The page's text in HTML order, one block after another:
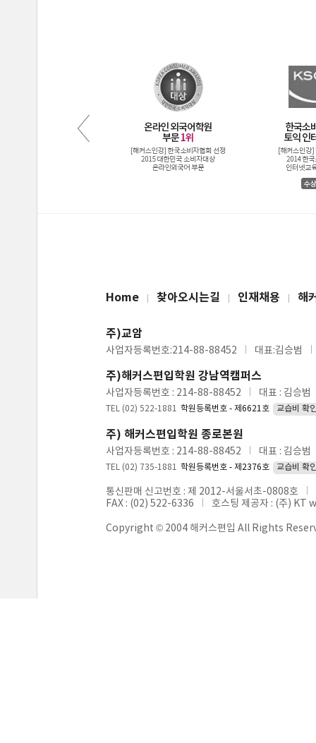
Home 찾아오시는길 인재채용 해
주)교암
사업자등록번호:214-88-88452 대표:김승범
주)해커스편입학원 강남역캠퍼스
사업자등록번호 : 214-88-88452 대표 : 김승범
TEL (02) 522-1881 학원등록번호 - 제6621호 교습비 확
주) 해커스편입학원 종로본원
사업자등록번호 : 214-88-88452 대표 : 김승범
TEL (02) 735-1881 학원등록번호 - 제2376호 교습비 확
통신판매 신고번호 : 제 2012-서울서초-0808호
FAX : (02) 522-6336
호스팅 제공자 : (주)
Copyright © 2004 해커스편입 All Rights